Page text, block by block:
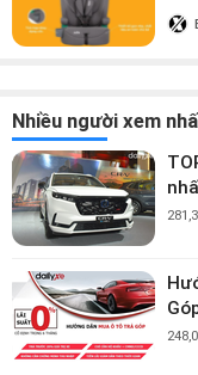
Nhiều người xem